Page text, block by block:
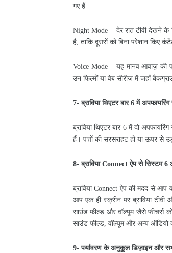
गए हैं:
Night Mode – देर रात टीवी देखने के
है, ताकि दूसरों को बिना परेशान किए
Voice Mode – यह मानव आवाज़ की
उन फिल्मों या वेब सीरीज़ में जहाँ
7-ब्राविया थिएटर बार6में अपफायरिंग
ब्राविया थिएटर बार6 में दो अपफायरिंग
हैं। पत्तों की सरसराहट हो या ऊपर से
8-ब्रावियाConnectऐप से सिस्टम6
ब्रावियाConnect ऐप की मदद से आप
आप एक ही स्क्रीन पर ब्राविया टीवी
साउंड फील्ड और वॉल्यूम जैसे फीचर्स
साउंड फील्ड, वॉल्यूम और अन्य ऑडियो
9-पर्यावरण के अनुकूल डिज़ाइन और